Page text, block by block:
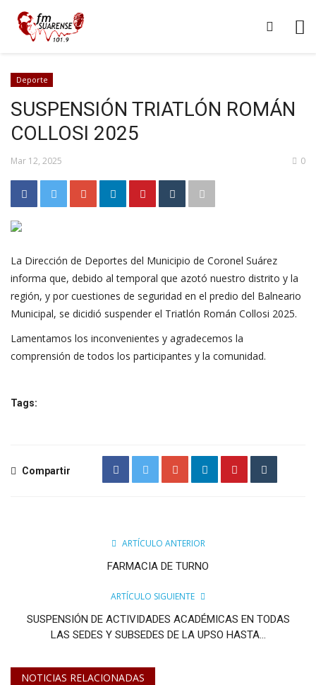
Deporte
SUSPENSIÓN TRIATLÓN ROMÁN
COLLOSI 2025
Mar 12, 2025 0
La Dirección de Deportes del Municipio de Coronel Suárez
informa que, debido al temporal que azotó nuestro distrito y la
región, y por cuestiones de seguridad en el predio del Balneario
Municipal, se dicidió suspender el Triatlón Román Collosi 2025.
Lamentamos los inconvenientes y agradecemos la
comprensión de todos los participantes y la comunidad.
Tags:
Compartir
ARTÍCULO ANTERIOR
FARMACIA DE TURNO
ARTÍCULO SIGUIENTE
SUSPENSIÓN DE ACTIVIDADES ACADÉMICAS EN TODAS
LAS SEDES Y SUBSEDES DE LA UPSO HASTA...
NOTICIAS RELACIONADAS